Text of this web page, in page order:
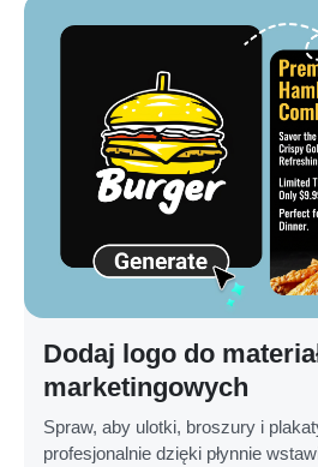
Dodaj logo do
marketingowych
Spraw, aby ulotki, broszury i
profesjonalnie dzięki płynnie